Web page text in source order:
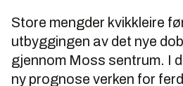
Store mengder kvikkleire
utbyggingen av det nye
gjennom Moss sentrum. I
ny prognose verken for